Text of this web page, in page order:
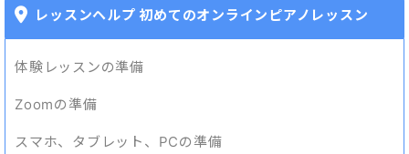
レッスンヘルプ 初めてのオンラインピアノレッスン
体験レッスンの準備
Zoomの準備
スマホ、タブレット、PCの準備